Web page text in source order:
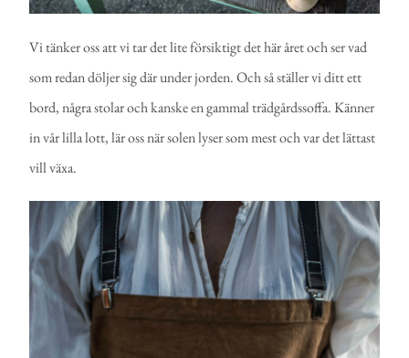
Vi tänker oss att vi tar det lite försiktigt det här året och ser vad
som redan döljer sig där under jorden. Och så ställer vi ditt ett
bord, några stolar och kanske en gammal trädgårdssoffa. Känner
in vår lilla lott, lär oss när solen lyser som mest och var det lättast
vill växa.